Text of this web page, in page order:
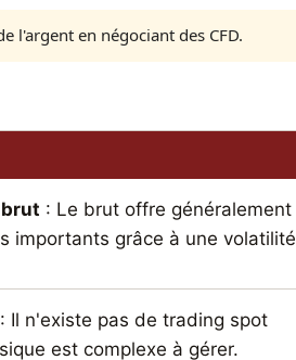
l'argent en négociant des CFD.
: Le brut offre généralement
importants grâce à une volatilité
: Il n'existe pas de trading spot
est complexe à gérer.